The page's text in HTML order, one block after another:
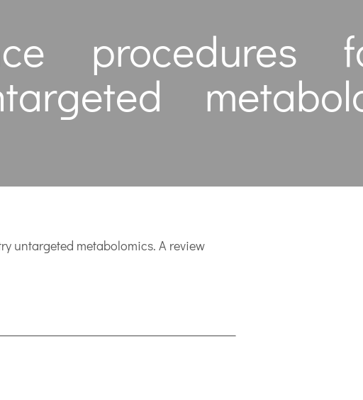
procedures
untargeted metabolomics. A review